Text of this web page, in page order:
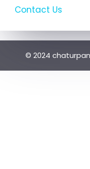
Contact Us
© 2024